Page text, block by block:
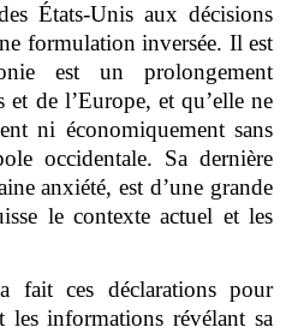
États-Unis aux décisions
formulation inversée. Il est
est un prolongement
de l’Europe, et qu’elle ne
ni économiquement sans
occidentale. Sa dernière
anxiété, est d’une grande
le contexte actuel et les
fait ces déclarations pour
les informations révélant sa